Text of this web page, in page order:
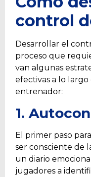
control
Desarrollar el
proceso que
van algunas
efectivas a lo
entrenador:
1.
El primer paso
ser consciente de
un diario
jugadores a